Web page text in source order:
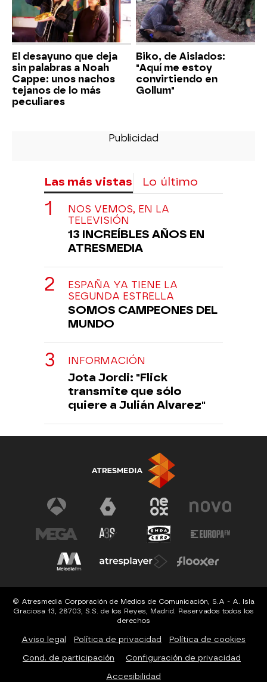
El desayuno que deja
sin palabras a Noah
Cappe: unos nachos
tejanos de lo más
peculiares
Biko, de Aislados:
"Aquí me estoy
convirtiendo en
Gollum"
Las más vistas Lo último
NOS VEMOS, EN LA
TELEVISIÓN
13 INCREÍBLES AÑOS EN
ATRESMEDIA
ESPAÑA YA TIENE LA
SEGUNDA ESTRELLA
SOMOS CAMPEONES DEL
MUNDO
INFORMACIÓN
Jota Jordi: "Flick
transmite que sólo
quiere a Julián Alvarez"
© Atresmedia Corporación de Medios de Comunicación, S.A - A. Isla
Graciosa 13, 28703, S.S. de los Reyes, Madrid. Reservados todos los
derechos
Aviso legal Política de privacidad Política de cookies
Cond. de participación Configuración de privacidad
Accesibilidad